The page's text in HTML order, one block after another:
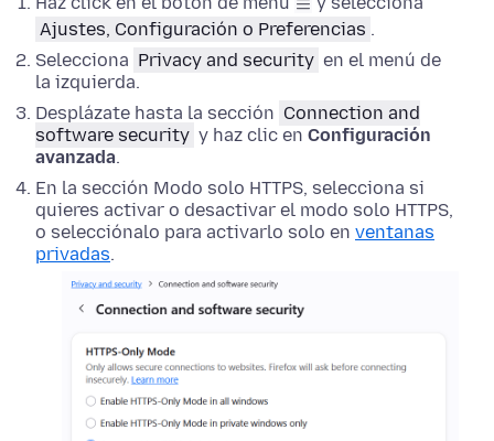
Ajustes, Configuración o Preferencias .
Selecciona Privacy and security en el menú de
la izquierda.
Desplázate hasta la sección Connection and
software security y haz clic en Configuración
avanzada.
En la sección Modo solo HTTPS, selecciona si
quieres activar o desactivar el modo solo HTTPS,
o selecciónalo para activarlo solo en ventanas
privadas.